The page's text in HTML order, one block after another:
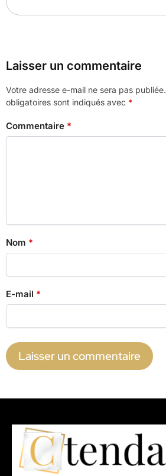
Laisser un commentaire
Votre adresse e-mail ne sera pas publiée.
obligatoires sont indiqués avec *
Commentaire *
Nom *
E-mail *